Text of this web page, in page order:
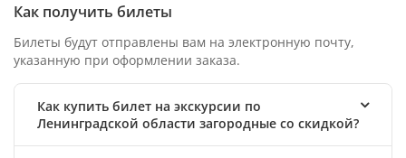
Как получить билеты
Билеты будут отправлены вам на электронную почту,
указанную при оформлении заказа.
Как купить билет на экскурсии по
Ленинградской области загородные со скидкой?